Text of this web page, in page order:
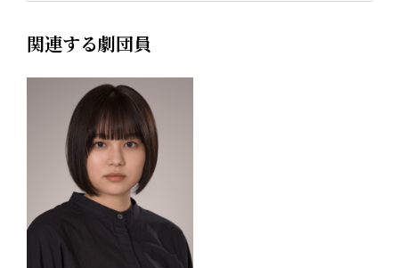
関連する劇団員